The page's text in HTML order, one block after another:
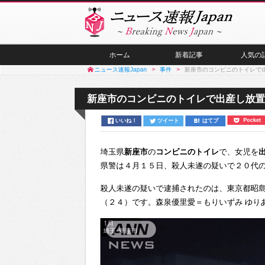
ホーム 新着記事 人気の
ニュース速報Japan 事件 新座市のコンビニのトイレで
新座市のコンビニのトイレで出産し放
いいね！ ツイート はてブ Pocket
埼玉県新座市のコンビニのトイレで、女児を
県警は４月１５日、殺人未遂の疑いで２０代
殺人未遂の疑いで逮捕されたのは、東京都昭
（２４）です。森泉優里愛＝もりいずみ ゆり